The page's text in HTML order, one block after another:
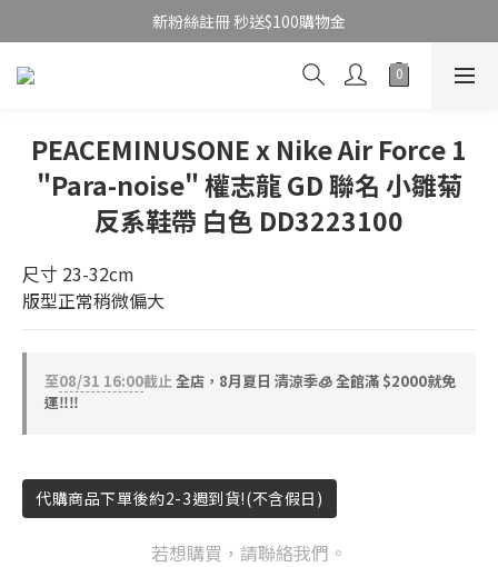
新粉絲註冊 秒送$100購物金
PEACEMINUSONE x Nike Air Force 1
"Para-noise" 權志龍 GD 聯名 小雛菊
反系鞋帶 白色 DD3223100
尺寸 23-32cm
版型正常稍微偏大
至08/31 16:00截止全店，8月夏日 清涼季🧊 全館滿 $2000就免
運‼️‼️
代購商品下單後約2-3週到貨!(不含假日)
若想購買，請聯絡我們。